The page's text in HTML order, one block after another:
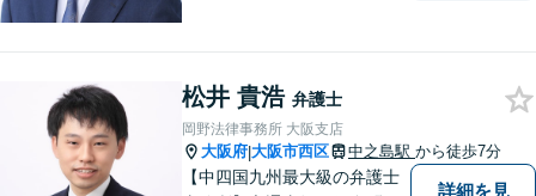
い！
松井 貴浩 弁護士
岡野法律事務所 大阪支店
大阪府|大阪市西区 中之島駅 から徒歩7分
【中四国九州最大級の弁護士
詳細を見